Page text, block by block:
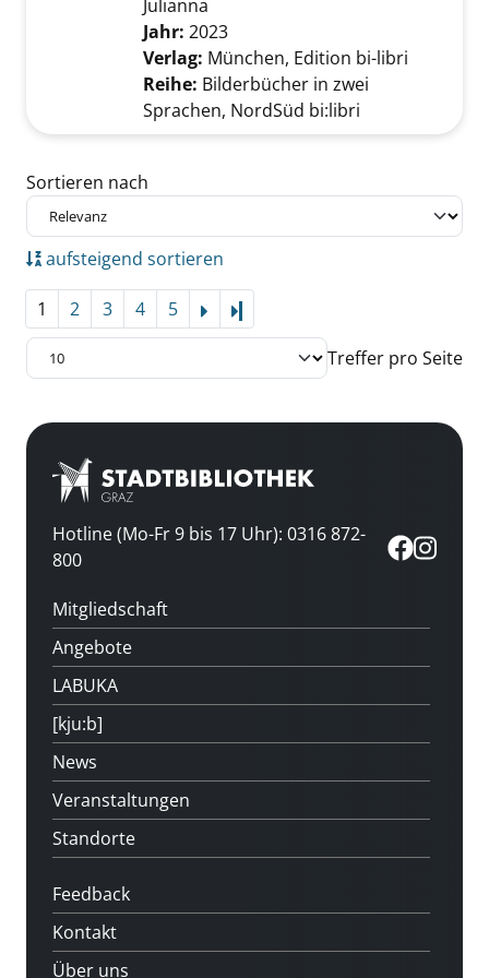
Julianna
Jahr: 2023
Verlag: München, Edition bi-libri
Reihe: Bilderbücher in zwei
Sprachen, NordSüd bi:libri
Zu den Suchfiltern springen
Sortieren nach
aufsteigend sortieren
1 2 3 4 5
Treffer pro Seite
Hotline (Mo-Fr 9 bis 17 Uhr): 0316 872-
800
Mitgliedschaft
Angebote
LABUKA
[kju:b]
News
Veranstaltungen
Standorte
Feedback
Kontakt
Über uns